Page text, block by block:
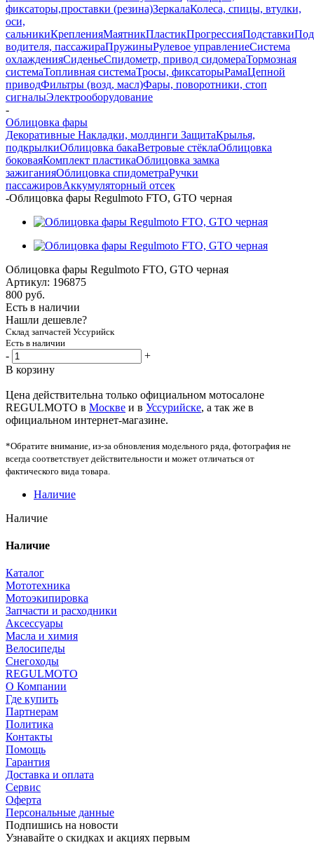
фиксаторы,проставки (резина)ЗеркалаКолеса, спицы, втулки,
оси,
сальникиКрепленияМаятникПластикПрогрессияПодставки
водителя, пассажираПружиныРулевое управлениеСистема
охлажденияСиденьеСпидометр, привод сидомераТормозная
системаТопливная системаТросы, фиксаторыРамаЦепной
приводФильтры (возд, масл)Фары, поворотники, стоп
сигналыЭлектрооборудование
-
Облицовка фары
Декоративные Накладки, молдинги ЗащитаКрылья,
подкрылкиОблицовка бакаВетровые стёклаОблицовка
боковаяКомплект пластикаОблицовка замка
зажиганияОблицовка спидометраРучки
пассажировАккумуляторный отсек
-Облицовка фары Regulmoto FTO, GTO черная
Облицовка фары Regulmoto FTO, GTO черная
Артикул: 196875
800 руб.
Есть в наличии
Нашли дешевле?
Склад запчастей Уссурийск
Есть в наличии
-
+
В корзину
Цена действительна только официальном мотосалоне
REGULMOTO в Москве и в Уссурийске, а так же в
официальном интернет-магазине.
*Обратите внимание, из-за обновления модельного ряда, фотография не
всегда соответствует действительности и может отличаться от
фактического вида товара.
Наличие
Наличие
Наличие
Каталог
Мототехника
Мотоэкипировка
Запчасти и расходники
Аксессуары
Масла и химия
Велосипеды
Снегоходы
REGULMOTO
О Компании
Где купить
Партнерам
Политика
Контакты
Помощь
Гарантия
Доставка и оплата
Сервис
Оферта
Персональные данные
Подпишись на новости
Узнавайте о скидках и акциях первым